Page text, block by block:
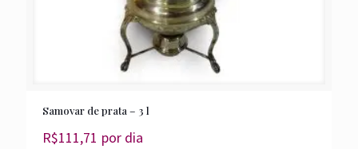
Samovar de prata – 3 l
R$111,71 por dia